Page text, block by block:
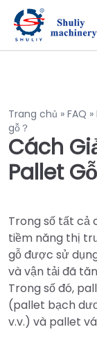
Trang chủ » FAQ »
gỗ？
Cách
Pallet
Trong số tất cả
tiềm năng thị
gỗ được sử
và vận tải đã
Trong số đó,
(pallet bạch
v.v.) và pallet